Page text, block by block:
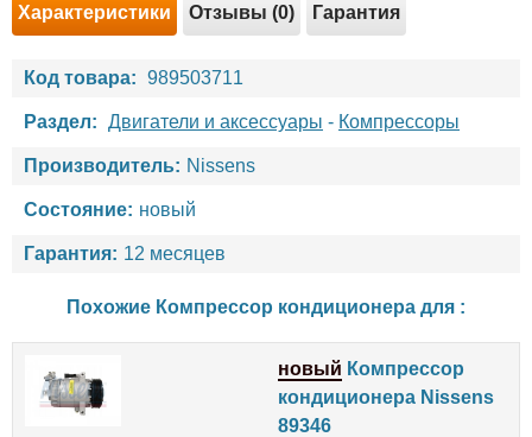
Характеристики Отзывы (0) Гарантия
Код товара: 989503711
Раздел: Двигатели и аксессуары - Компрессоры
Производитель: Nissens
Состояние: новый
Гарантия: 12 месяцев
Похожие Компрессор кондиционера для :
новый Компрессор
кондиционера Nissens
89346